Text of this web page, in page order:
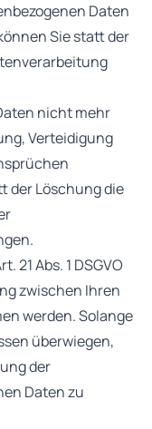
Daten
Sie statt der
nicht mehr
Verteidigung
der Löschung die
21 Abs. 1 DSGVO
zwischen Ihren
werden. Solange
überwiegen,
der
Daten zu